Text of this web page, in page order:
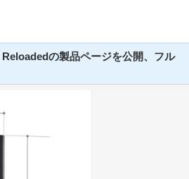
の製品ページを公開、フル